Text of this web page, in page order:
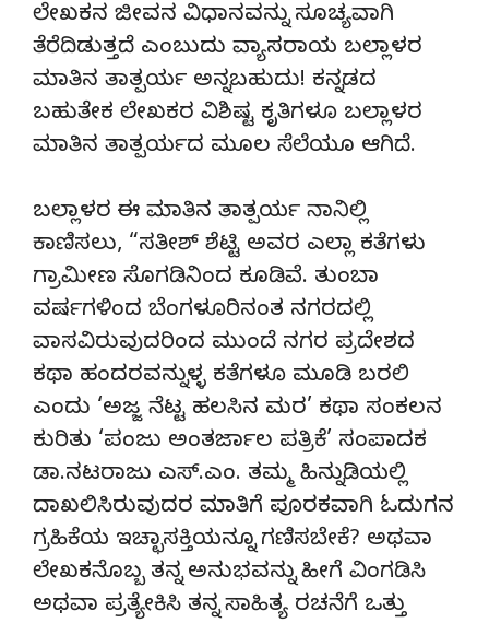
ಲೇಖಕನ ಜೀವನ ವಿಧಾನವನ್ನು ಸೂಚ್ಯವಾಗಿ
ತೆರೆದಿಡುತ್ತದೆ ಎಂಬುದು ವ್ಯಾಸರಾಯ ಬಲ್ಲಾಳರ
ಮಾತಿನ ತಾತ್ಪರ್ಯ ಅನ್ನಬಹುದು! ಕನ್ನಡದ
ಬಹುತೇಕ ಲೇಖಕರ ವಿಶಿಷ್ಟ ಕೃತಿಗಳೂ ಬಲ್ಲಾಳರ
ಮಾತಿನ ತಾತ್ಪರ್ಯದ ಮೂಲ ಸೆಲೆಯೂ ಆಗಿದೆ.
ಬಲ್ಲಾಳರ ಈ ಮಾತಿನ ತಾತ್ಪರ್ಯ ನಾನಿಲ್ಲಿ
ಕಾಣಿಸಲು, “ಸತೀಶ್ ಶೆಟ್ಟಿ ಅವರ ಎಲ್ಲಾ ಕತೆಗಳು
ಗ್ರಾಮೀಣ ಸೊಗಡಿನಿಂದ ಕೂಡಿವೆ. ತುಂಬಾ
ವರ್ಷಗಳಿಂದ ಬೆಂಗಳೂರಿನಂತ ನಗರದಲ್ಲಿ
ವಾಸವಿರುವುದರಿಂದ ಮುಂದೆ ನಗರ ಪ್ರದೇಶದ
ಕಥಾ ಹಂದರವನ್ನುಳ್ಳ ಕತೆಗಳೂ ಮೂಡಿ ಬರಲಿ
ಎಂದು ‘ಅಜ್ಜ ನೆಟ್ಟ ಹಲಸಿನ ಮರ’ ಕಥಾ ಸಂಕಲನ
ಕುರಿತು ‘ಪಂಜು ಅಂತರ್ಜಾಲ ಪತ್ರಿಕೆ’ ಸಂಪಾದಕ
ಡಾ.ನಟರಾಜು ಎಸ್.ಎಂ‌. ತಮ್ಮ ಹಿನ್ನುಡಿಯಲ್ಲಿ
ದಾಖಲಿಸಿರುವುದರ ಮಾತಿಗೆ ಪೂರಕವಾಗಿ ಓದುಗನ
ಗ್ರಹಿಕೆಯ ಇಚ್ಛಾಸಕ್ತಿಯನ್ನೂ ಗಣಿಸಬೇಕೆ? ಅಥವಾ
ಲೇಖಕನೊಬ್ಬ ತನ್ನ ಅನುಭವನ್ನು ಹೀಗೆ ವಿಂಗಡಿಸಿ
ಅಥವಾ ಪ್ರತ್ಯೇಕಿಸಿ ತನ್ನ ಸಾಹಿತ್ಯ ರಚನೆಗೆ ಒತ್ತು